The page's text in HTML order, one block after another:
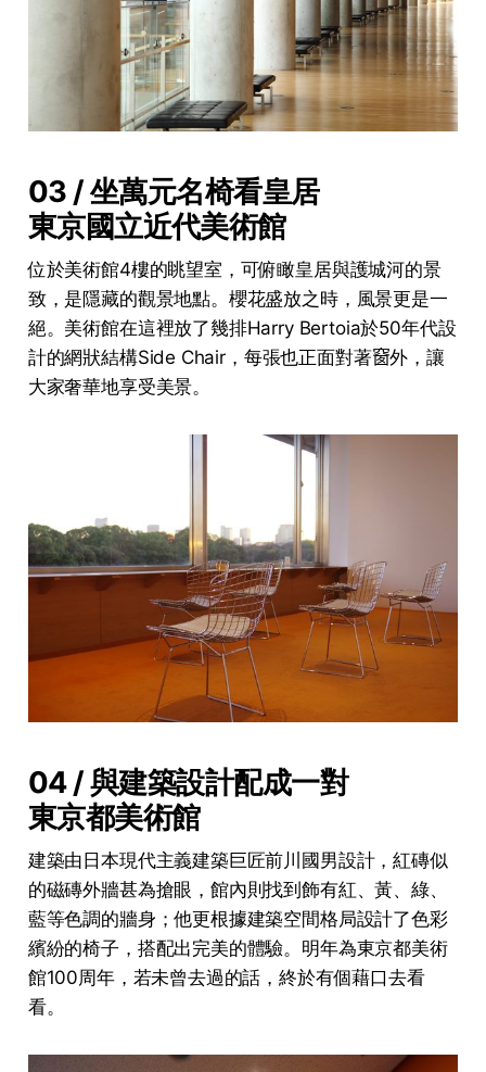
03 / 坐萬元名椅看皇居
東京國立近代美術館
位於美術館4樓的眺望室，可俯瞰皇居與護城河的景
致，是隱藏的觀景地點。櫻花盛放之時，風景更是一
絕。美術館在這裡放了幾排Harry Bertoia於50年代設
計的網狀結構Side Chair，每張也正面對著𥦬外，讓
大家奢華地享受美景。
04 / 與建築設計配成一對
東京都美術館
建築由日本現代主義建築巨匠前川國男設計，紅磚似
的磁磚外牆甚為搶眼，館內則找到飾有紅、黃、綠、
藍等色調的牆身；他更根據建築空間格局設計了色彩
繽紛的椅子，搭配出完美的體驗。明年為東京都美術
館100周年，若未曾去過的話，終於有個藉口去看
看。